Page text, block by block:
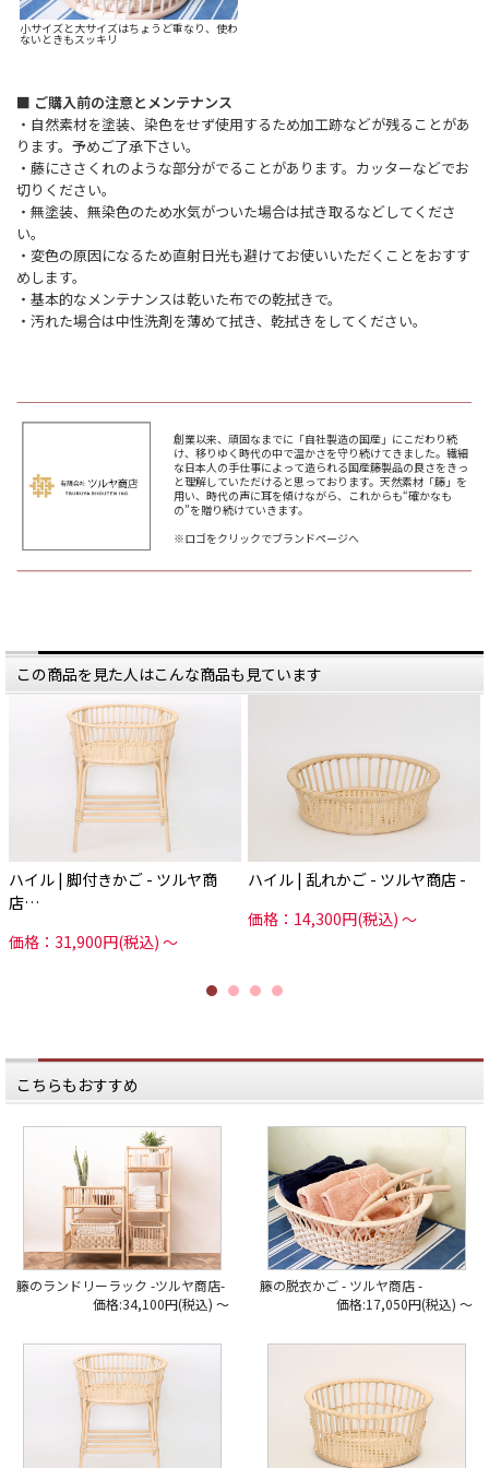
小サイズと大サイズはちょうど重なり、使わ
ないときもスッキリ
■ ご購入前の注意とメンテナンス
・自然素材を塗装、染色をせず使用するため加工跡などが残ることがあ
ります。予めご了承下さい。
・藤にささくれのような部分がでることがあります。カッターなどでお
切りください。
・無塗装、無染色のため水気がついた場合は拭き取るなどしてくださ
い。
・変色の原因になるため直射日光も避けてお使いいただくことをおすす
めします。
・基本的なメンテナンスは乾いた布での乾拭きで。
・汚れた場合は中性洗剤を薄めて拭き、乾拭きをしてください。
創業以来、頑固なまでに「自社製造の国産」にこだわり続
け、移りゆく時代の中で温かさを守り続けてきました。繊細
な日本人の手仕事によって造られる国産籐製品の良さをきっ
と理解していただけると思っております。天然素材「籐」を
用い、時代の声に耳を傾けながら、これからも“確かなも
の”を贈り続けていきます。
※ロゴをクリックでブランドページへ
この商品を見た人はこんな商品も見ています
ハイル | 脚付きかご - ツルヤ商
店…
価格：31,900円(税込)～
ハイル | 乱れかご - ツルヤ商店 -
価格：14,300円(税込)～
こちらもおすすめ
籐のランドリーラック -ツルヤ商店-
価格:34,100円(税込) ～
籐の脱衣かご - ツルヤ商店 -
価格:17,050円(税込) ～